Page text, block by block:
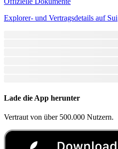
Explorer- und Vertragsdetails auf Sui
Lade die App herunter
Vertraut von über 500.000 Nutzern.